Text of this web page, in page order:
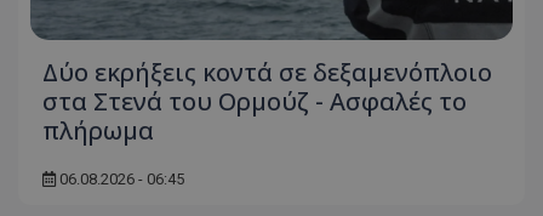
Δύο εκρήξεις κοντά σε δεξαμενόπλοιο
στα Στενά του Ορμούζ - Ασφαλές το
πλήρωμα
06.08.2026 - 06:45
ASP.NET_SessionId